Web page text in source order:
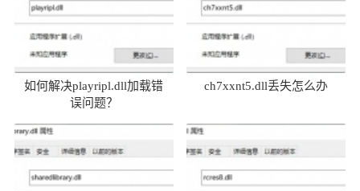
如何解决playripl.dll加载错
误问题？
ch7xxnt5.dll丢失怎么办